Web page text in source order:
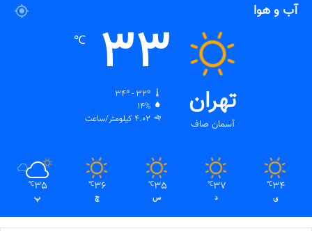
آب و هوا
تهران
آسمان صاف
33
℃
34º - 32º
14%
4.02 کیلومتر/ساعت
34
℃
ی
37
℃
د
35
℃
س
36
℃
چ
35
℃
پ